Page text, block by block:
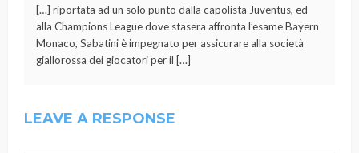
[…] riportata ad un solo punto dalla capolista Juventus, ed
alla Champions League dove stasera affronta l’esame Bayern
Monaco, Sabatini è impegnato per assicurare alla società
giallorossa dei giocatori per il […]
LEAVE A RESPONSE